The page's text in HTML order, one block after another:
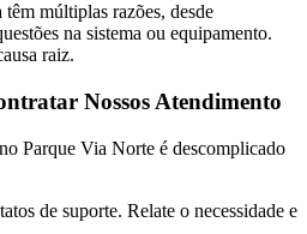
múltiplas razões, desde
na sistema ou equipamento.
raiz.
Nossos Atendimento
Parque Via Norte é descomplicado
de suporte. Relate o necessidade e